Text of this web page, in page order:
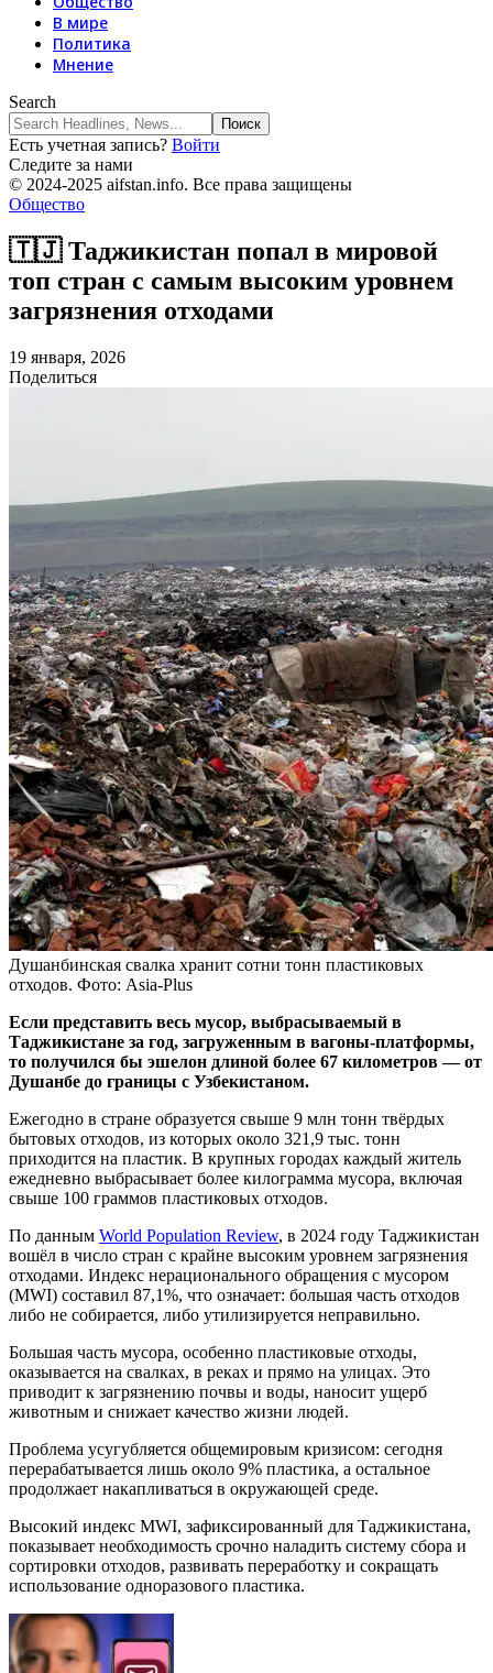
В мире
Политика
Мнение
Search
Есть учетная запись? Войти
Следите за нами
© 2024-2025 aifstan.info. Все права защищены
Общество
🇹🇯 Таджикистан попал в мировой
топ стран с самым высоким уровнем
загрязнения отходами
19 января, 2026
Поделиться
Душанбинская свалка хранит сотни тонн пластиковых
отходов. Фото: Asia-Plus
Если представить весь мусор, выбрасываемый в
Таджикистане за год, загруженным в вагоны‑платформы,
то получился бы эшелон длиной более 67 километров — от
Душанбе до границы с Узбекистаном.
Ежегодно в стране образуется свыше 9 млн тонн твёрдых
бытовых отходов, из которых около 321,9 тыс. тонн
приходится на пластик. В крупных городах каждый житель
ежедневно выбрасывает более килограмма мусора, включая
свыше 100 граммов пластиковых отходов.
По данным World Population Review, в 2024 году Таджикистан
вошёл в число стран с крайне высоким уровнем загрязнения
отходами. Индекс нерационального обращения с мусором
(MWI) составил 87,1%, что означает: большая часть отходов
либо не собирается, либо утилизируется неправильно.
Большая часть мусора, особенно пластиковые отходы,
оказывается на свалках, в реках и прямо на улицах. Это
приводит к загрязнению почвы и воды, наносит ущерб
животным и снижает качество жизни людей.
Проблема усугубляется общемировым кризисом: сегодня
перерабатывается лишь около 9% пластика, а остальное
продолжает накапливаться в окружающей среде.
Высокий индекс MWI, зафиксированный для Таджикистана,
показывает необходимость срочно наладить систему сбора и
сортировки отходов, развивать переработку и сокращать
использование одноразового пластика.